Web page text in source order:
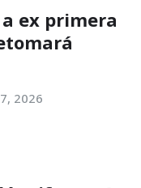
ex primera
2026